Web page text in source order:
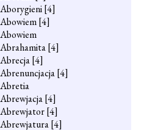
Aborygieni[4]
Abowiem[4]
Abowiem
Abrahamita[4]
Abrecja[4]
Abrenuncjacja[4]
Abretia
Abrewjacja[4]
Abrewjator[4]
Abrewjatura[4]